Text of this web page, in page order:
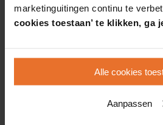
marketinguitingen continu te
cookies toestaan’ te klikken, ga
Alle cookies
Aanpassen